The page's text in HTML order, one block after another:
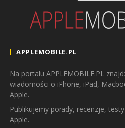
APPLEMOBILE.PL
Na portalu APPLEMOBILE.PL
wiadomości o iPhone, iPad,
Apple.
Publikujemy porady, recenzje,
Apple.